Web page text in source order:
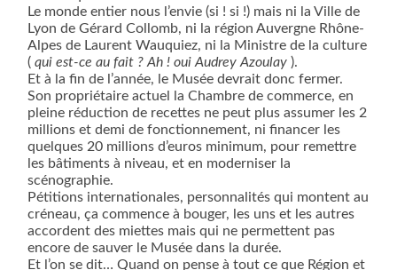
Le monde entier nous l’envie (si ! si !) mais ni la Ville de
Lyon de Gérard Collomb, ni la région Auvergne Rhône-
Alpes de Laurent Wauquiez, ni la Ministre de la culture
(qui est-ce au fait ? Ah ! oui Audrey Azoulay ).
Et à la fin de l’année, le Musée devrait donc fermer.
Son propriétaire actuel la Chambre de commerce, en
pleine réduction de recettes ne peut plus assumer les 2
millions et demi de fonctionnement, ni financer les
quelques 20 millions d’euros minimum, pour remettre
les bâtiments à niveau, et en moderniser la
scénographie.
Pétitions internationales, personnalités qui montent au
créneau, ça commence à bouger, les uns et les autres
accordent des miettes mais qui ne permettent pas
encore de sauver le Musée dans la durée.
Et l’on se dit… Quand on pense à tout ce que Région et